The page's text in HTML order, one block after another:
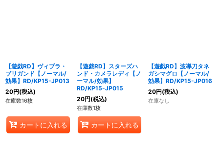
【遊戯RD】ヴィブラ・
ブリガンド【ノーマル/
効果】RD/KP15-JP013
20円(税込)
在庫数16枚
カートに入れる
【遊戯RD】スターズハ
ンド・カメラレディ【ノ
ーマル/効果】
RD/KP15-JP015
20円(税込)
在庫数1枚
カートに入れる
【遊戯RD】波導刀タネ
ガシマグロ【ノーマル/
効果】RD/KP15-JP016
20円(税込)
在庫なし